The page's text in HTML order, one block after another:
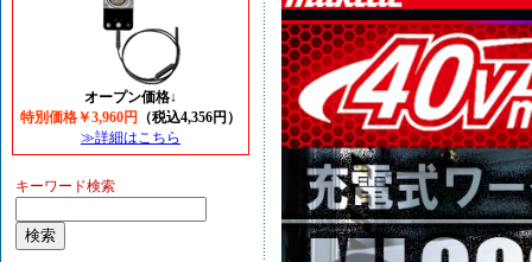
オープン価格↓
特別価格￥3,960円
（税込4,356円）
≫詳細はこちら
キーワード検索